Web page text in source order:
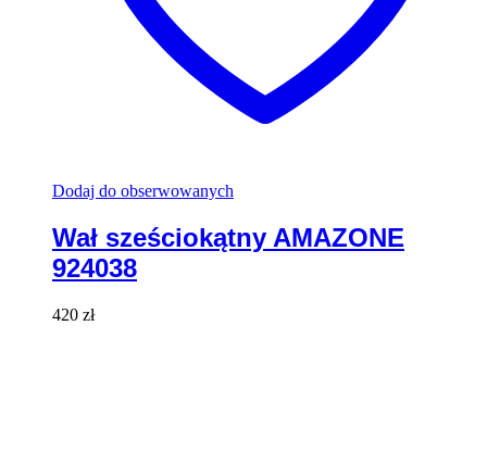
Dodaj do obserwowanych
Wał sześciokątny AMAZONE
924038
420 zł